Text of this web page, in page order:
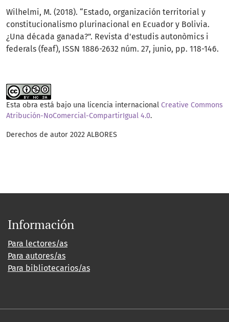
Wilhelmi, M. (2018). “Estado, organización territorial y
constitucionalismo plurinacional en Ecuador y Bolivia.
¿Una década ganada?”. Revista d'estudis autonòmics i
federals (feaf), ISSN 1886-2632 núm. 27, junio, pp. 118-146.
Esta obra está bajo una licencia internacional Creative Commons
Atribución-NoComercial-CompartirIgual 4.0.
Derechos de autor 2022 ALBORES
Información
Para lectores/as
Para autores/as
Para bibliotecarios/as